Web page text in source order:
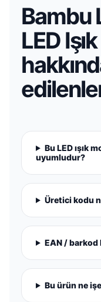
Bambu
LED
Bu LED ışık
uyumludur?
Üretici kodu
EAN /
Bu ürün ne